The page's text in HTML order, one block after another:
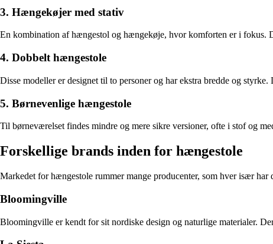
3. Hængekøjer med stativ
En kombination af hængestol og hængekøje, hvor komforten er i fokus.
4. Dobbelt hængestole
Disse modeller er designet til to personer og har ekstra bredde og
5. Børnevenlige hængestole
Til børneværelset findes mindre og mere sikre versioner, ofte i stof og
Forskellige brands inden for hængestole
Markedet for hængestole rummer mange producenter, som hver især
Bloomingville
Bloomingville er kendt for sit nordiske design og naturlige materialer.